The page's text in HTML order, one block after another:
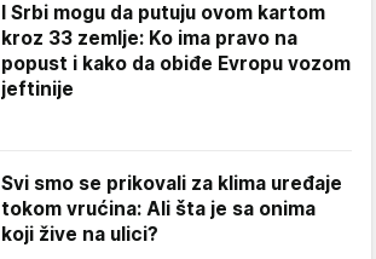
I Srbi mogu da putuju ovom kartom
kroz 33 zemlje: Ko ima pravo na
popust i kako da obiđe Evropu vozom
jeftinije
Svi smo se prikovali za klima uređaje
tokom vrućina: Ali šta je sa onima
koji žive na ulici?